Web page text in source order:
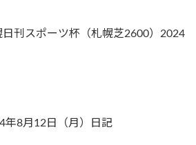
日刊スポーツ杯（札幌芝2600）2024
年8月12日（月）日記